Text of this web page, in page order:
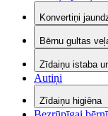
Konvertiņi
Bērnu gultas
Zīdaiņu istaba
Autiņi
Zīdaiņu higiēna